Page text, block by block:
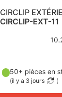
CIRCLIP
CIRCLIP-EXT-11
50+ pièces en
(il y a 3 jours )